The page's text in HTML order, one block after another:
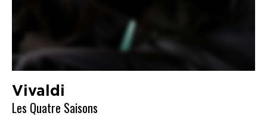
Vivaldi
Les Quatre Saisons